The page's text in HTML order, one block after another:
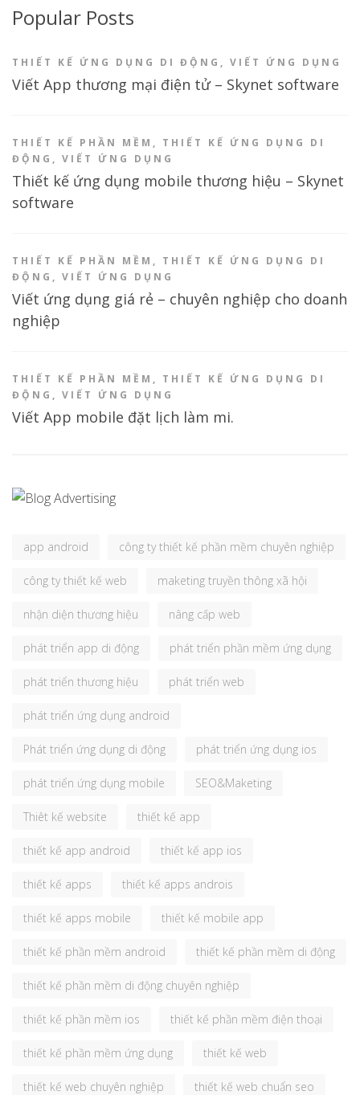
Popular Posts
THIẾT KẾ ỨNG DỤNG DI ĐỘNG , VIẾT ỨNG DỤNG
Viết App thương mại điện tử – Skynet software
THIẾT KẾ PHẦN MỀM , THIẾT KẾ ỨNG DỤNG DI
ĐỘNG , VIẾT ỨNG DỤNG
Thiết kế ứng dụng mobile thương hiệu – Skynet
software
THIẾT KẾ PHẦN MỀM , THIẾT KẾ ỨNG DỤNG DI
ĐỘNG , VIẾT ỨNG DỤNG
Viết ứng dụng giá rẻ – chuyên nghiệp cho doanh
nghiệp
THIẾT KẾ PHẦN MỀM , THIẾT KẾ ỨNG DỤNG DI
ĐỘNG , VIẾT ỨNG DỤNG
Viết App mobile đặt lịch làm mi.
app android công ty thiết kế phần mềm chuyên nghiệp
công ty thiết kế web maketing truyền thông xã hội
nhận diện thương hiệu nâng cấp web
phát triển app di động phát triển phần mềm ứng dụng
phát triển thương hiệu phát triển web
phát triển ứng dụng android
Phát triển ứng dụng di động phát triển ứng dụng ios
phát triển ứng dụng mobile SEO&Maketing
Thiêt kế website thiết kế app
thiết kế app android thiết kế app ios
thiết kế apps thiết kế apps androis
thiết kế apps mobile thiết kế mobile app
thiết kế phần mềm android thiết kế phần mềm di động
thiết kế phần mềm di động chuyên nghiệp
thiết kế phần mềm ios thiết kế phần mềm điện thoại
thiết kế phần mềm ứng dụng thiết kế web
thiết kế web chuyên nghiệp thiết kế web chuẩn seo